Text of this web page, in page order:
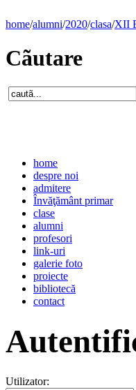
home/alumni/2020/clasa/XII
Cãutare
home
despre noi
admitere
Învăţământ primar
clase
alumni
profesori
link-uri
galerie foto
proiecte
bibliotecă
contact
Utilizator: